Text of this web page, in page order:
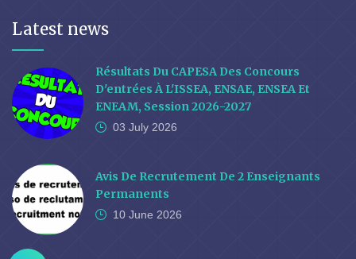
Latest news
Résultats Du CAPESA Des Concours
D'entrées À L'ISSEA, ENSAE, ENSEA Et
ENEAM, Session 2026-2027
03 July 2026
Avis De Recrutement De 2 Enseignants
Permanents
10 June 2026